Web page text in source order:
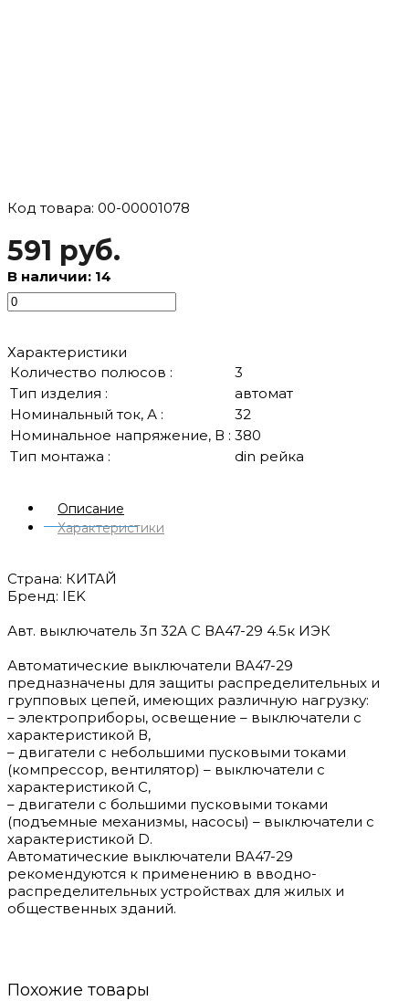
Код товара: 00-00001078
591 руб.
В наличии: 14
Характеристики
Количество полюсов :
3
Тип изделия :
автомат
Номинальный ток, А :
32
Номинальное напряжение, В : 380
Тип монтажа :
din рейка
Описание
Характеристики
Страна: КИТАЙ
Бренд: IEK
Авт. выключатель 3п 32А С ВА47-29 4.5к ИЭК
Автоматические выключатели ВА47-29
предназначены для защиты распределительных и
групповых цепей, имеющих различную нагрузку:
– электроприборы, освещение – выключатели с
характеристикой В,
– двигатели с небольшими пусковыми токами
(компрессор, вентилятор) – выключатели с
характеристикой C,
– двигатели с большими пусковыми токами
(подъемные механизмы, насосы) – выключатели с
характеристикой D.
Автоматические выключатели ВА47-29
рекомендуются к применению в вводно-
распределительных устройствах для жилых и
общественных зданий.
Похожие товары